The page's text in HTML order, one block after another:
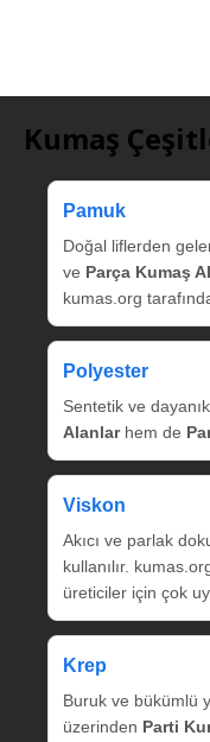
Kumaş
Pamuk
Doğal liflerden
ve Parça Kumaş
kumas.org
Polyester
Sentetik ve
Alanlarhem de
Viskon
Akıcı ve parlak
kullanılır.
üreticiler için çok
Krep
Buruk ve bükümlü
üzerinden Parti